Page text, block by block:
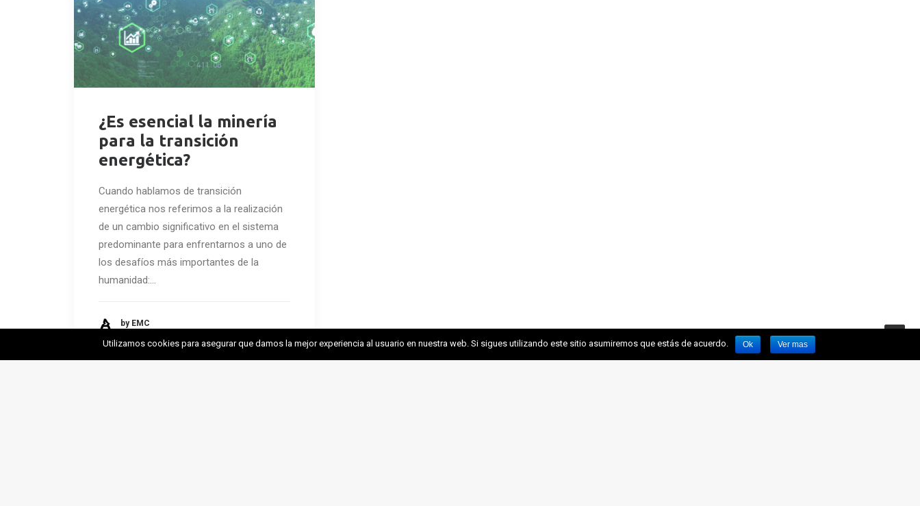
¿Es esencial la minería
para la transición
energética?
Cuando hablamos de transición
energética nos referimos a la realización
de un cambio significativo en el sistema
predominante para enfrentarnos a uno de
los desafíos más importantes de la
humanidad:…
by EMC
Utilizamos cookies para asegurar que damos la mejor experiencia al usuario en nuestra web. Si sigues utilizando este sitio asumiremos que estás de acuerdo. Ok Ver mas